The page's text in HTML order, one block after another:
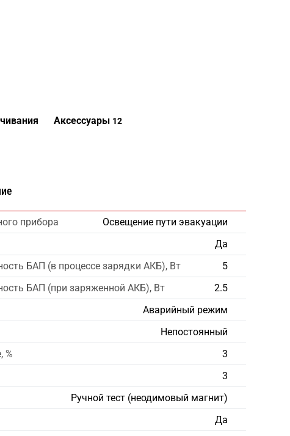
Аксессуары 12
прибора
Освещение пути эвакуации
Да
БАП (в процессе зарядки АКБ), Вт
5
БАП (при заряженной АКБ), Вт
2.5
Аварийный режим
Непостоянный
%
3
3
Ручной тест (неодимовый магнит)
Да